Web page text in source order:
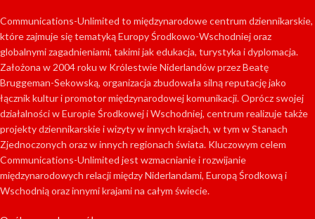
Communications-Unlimited to międzynarodowe centrum dziennikarskie,
które zajmuje się tematyką Europy Środkowo-Wschodniej oraz
globalnymi zagadnieniami, takimi jak edukacja, turystyka i dyplomacja.
Założona w 2004 roku w Królestwie Niderlandów przez Beatę
Bruggeman-Sekowską, organizacja zbudowała silną reputację jako
łącznik kultur i promotor międzynarodowej komunikacji. Oprócz swojej
działalności w Europie Środkowej i Wschodniej, centrum realizuje także
projekty dziennikarskie i wizyty w innych krajach, w tym w Stanach
Zjednoczonych oraz w innych regionach świata. Kluczowym celem
Communications-Unlimited jest wzmacnianie i rozwijanie
międzynarodowych relacji między Niderlandami, Europą Środkową i
Wschodnią oraz innymi krajami na całym świecie.